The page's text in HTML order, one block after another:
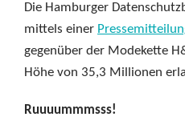
Die Hamburger
mittels einer
gegenüber der Modekette
Höhe von 35,3 Millionen
Ruuuummmsss!